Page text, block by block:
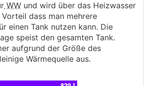
WW und wird über das Heizwasser
dass man mehrere
einen Tank nutzen kann. Die
speist den gesamten Tank.
aufgrund der Größe des
Wärmequelle aus.